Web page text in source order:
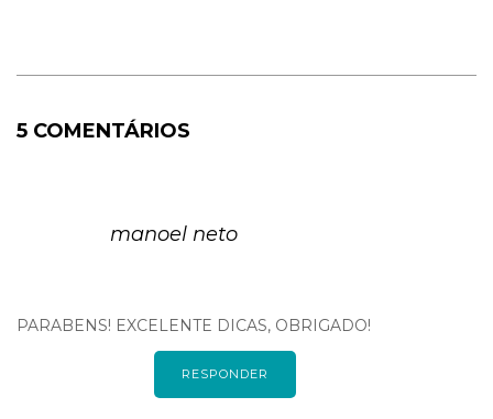
5 COMENTÁRIOS
manoel neto
PARABENS! EXCELENTE DICAS, OBRIGADO!
RESPONDER